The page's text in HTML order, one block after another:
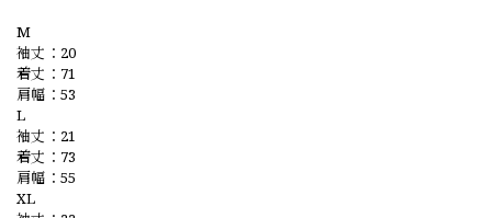
M
袖丈：20
着丈：71
肩幅：53
L
袖丈：21
着丈：73
肩幅：55
XL